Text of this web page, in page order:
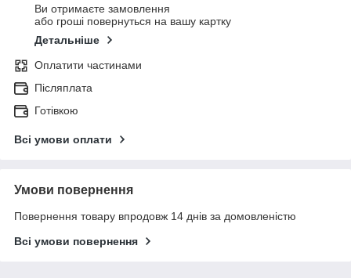
Ви отримаєте замовлення
або гроші повернуться на вашу картку
Детальніше
Оплатити частинами
Післяплата
Готівкою
Всі умови оплати
Умови повернення
Повернення товару впродовж 14 днів за домовленістю
Всі умови повернення